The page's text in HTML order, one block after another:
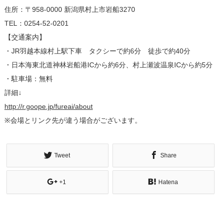
住所：〒958-0000 新潟県村上市岩船3270
TEL：0254-52-0201
【交通案内】
・JR羽越本線村上駅下車 タクシーで約6分 徒歩で約40分
・日本海東北道神林岩船港ICから約6分、村上瀬波温泉ICから約5分
・駐車場：無料
詳細↓
http://r.goope.jp/fureai/about
※会場とリンク先が違う場合がございます。
Tweet Share
+1 Hatena